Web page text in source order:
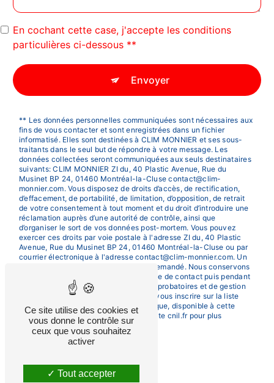
En cochant cette case, j'accepte les conditions
particulières ci-dessous **
Envoyer
** Les données personnelles communiquées sont nécessaires aux
fins de vous contacter et sont enregistrées dans un fichier
informatisé. Elles sont destinées à CLIM MONNIER et ses sous-
traitants dans le seul but de répondre à votre message. Les
données collectées seront communiquées aux seuls destinataires
suivants: CLIM MONNIER ZI du, 40 Plastic Avenue, Rue du
Musinet BP 24, 01460 Montréal-la-Cluse contact@clim-
monnier.com. Vous disposez de droits d’accès, de rectification,
d’effacement, de portabilité, de limitation, d’opposition, de retrait
de votre consentement à tout moment et du droit d’introduire une
réclamation auprès d’une autorité de contrôle, ainsi que
d’organiser le sort de vos données post-mortem. Vous pouvez
exercer ces droits par voie postale à l'adresse ZI du, 40 Plastic
Avenue, Rue du Musinet BP 24, 01460 Montréal-la-Cluse ou par
courrier électronique à l'adresse contact@clim-monnier.com. Un
justificatif d'identité pourra vous être demandé. Nous conservons
vos données pendant la période de prise de contact puis pendant
la durée de prescription légale aux fins probatoires et de gestion
des contentieux. Vous avez le droit de vous inscrire sur la liste
d'opposition au démarchage téléphonique, disponible à cette
adresse:Bloctel.gouv.fr. Consultez le site cnil.fr pour plus
d’informations sur vos droits.
Ce site utilise des cookies et
vous donne le contrôle sur
ceux que vous souhaitez
activer
Tout accepter